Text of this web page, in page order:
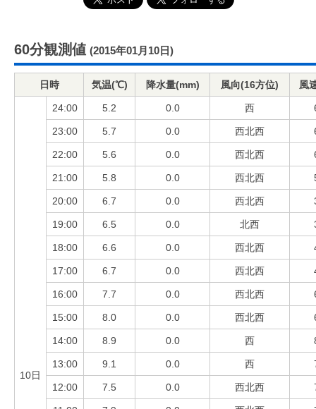
60分観測値 (2015年01月10日)
日時 気温(℃) 降水量(mm) 風向(16方位) 風
10日
24:00 5.2 0.0 西
23:00 5.7 0.0 西北西
22:00 5.6 0.0 西北西
21:00 5.8 0.0 西北西
20:00 6.7 0.0 西北西
19:00 6.5 0.0 北西
18:00 6.6 0.0 西北西
17:00 6.7 0.0 西北西
16:00 7.7 0.0 西北西
15:00 8.0 0.0 西北西
14:00 8.9 0.0 西
13:00 9.1 0.0 西
12:00 7.5 0.0 西北西